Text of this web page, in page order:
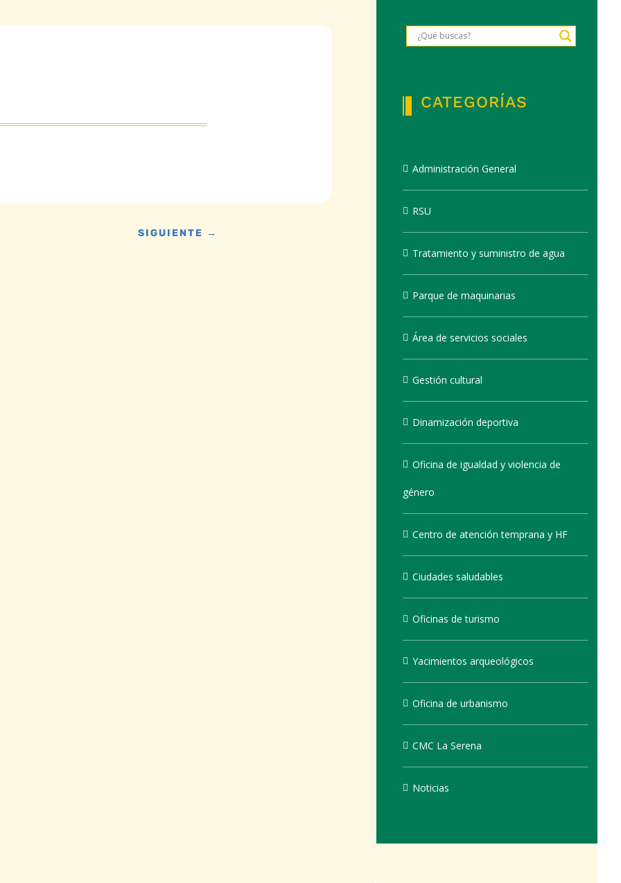
SIGUIENTE →
CATEGORÍAS
Administración General
RSU
Tratamiento y suministro de agua
Parque de maquinarias
Área de servicios sociales
Gestión cultural
Dinamización deportiva
Oficina de igualdad y violencia de
género
Centro de atención temprana y HF
Ciudades saludables
Oficinas de turismo
Yacimientos arqueológicos
Oficina de urbanismo
CMC La Serena
Noticias